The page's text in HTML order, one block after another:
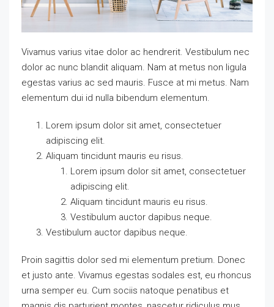
Vivamus varius vitae dolor ac hendrerit. Vestibulum nec
dolor ac nunc blandit aliquam. Nam at metus non ligula
egestas varius ac sed mauris. Fusce at mi metus. Nam
elementum dui id nulla bibendum elementum.
Lorem ipsum dolor sit amet, consectetuer
adipiscing elit.
Aliquam tincidunt mauris eu risus.
Lorem ipsum dolor sit amet, consectetuer
adipiscing elit.
Aliquam tincidunt mauris eu risus.
Vestibulum auctor dapibus neque.
Vestibulum auctor dapibus neque.
Proin sagittis dolor sed mi elementum pretium. Donec
et justo ante. Vivamus egestas sodales est, eu rhoncus
urna semper eu. Cum sociis natoque penatibus et